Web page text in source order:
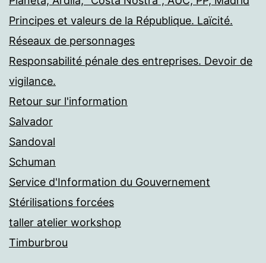
Principes et valeurs de la République. Laïcité.
Réseaux de personnages
Responsabilité pénale des entreprises. Devoir de
vigilance.
Retour sur l'information
Salvador
Sandoval
Schuman
Service d'Information du Gouvernement
Stérilisations forcées
taller atelier workshop
Timburbrou